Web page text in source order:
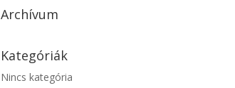
Archívum
Kategóriák
Nincs kategória